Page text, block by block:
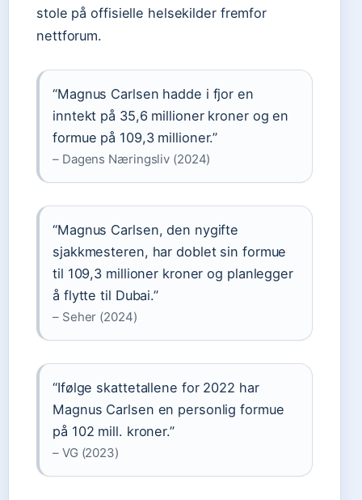
stole på offisielle helsekilder fremfor
nettforum.
“Magnus Carlsen hadde i fjor en
inntekt på 35,6 millioner kroner og en
formue på 109,3 millioner.”
– Dagens Næringsliv (2024)
“Magnus Carlsen, den nygifte
sjakkmesteren, har doblet sin formue
til 109,3 millioner kroner og planlegger
å flytte til Dubai.”
– Seher (2024)
“Ifølge skattetallene for 2022 har
Magnus Carlsen en personlig formue
på 102 mill. kroner.”
– VG (2023)